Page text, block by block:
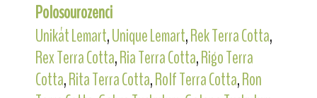
Polosourozenci
Unikát Lemart,Unique Lemart,Rek Terra Cotta,
Rex Terra Cotta,Ria Terra Cotta,Rigo Terra
Cotta,Rita Terra Cotta,Rolf Terra Cotta,Ron